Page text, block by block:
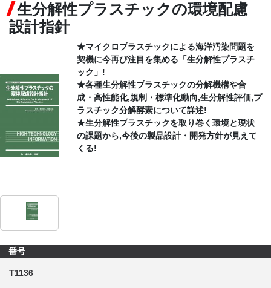
SITE MAP
CONTACT
生分解性プラスチックの環境配慮
設計指針
★マイクロプラスチックによる海洋汚染問題を
契機に今再び注目を集める「生分解性プラスチ
ック」!
★各種生分解性プラスチックの分解機構や合
成・高性能化,規制・標準化動向,生分解性評価,プ
ラスチック分解酵素について詳述!
★生分解性プラスチックを取り巻く環境と現状
の課題から,今後の製品設計・開発方針が見えて
くる!
番号
T1136